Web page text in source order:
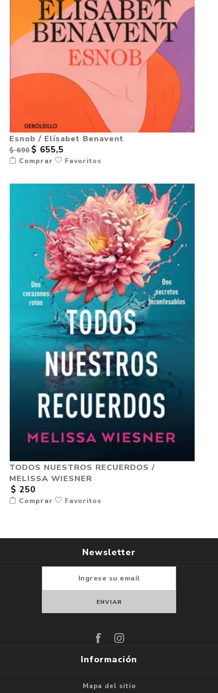
Esnob / Elísabet Benavent
$ 690 $ 655,5
Comprar Favoritos
TODOS NUESTROS RECUERDOS /
MELISSA WIESNER
$ 250
Comprar Favoritos
Newsletter
Información
Mapa del sitio